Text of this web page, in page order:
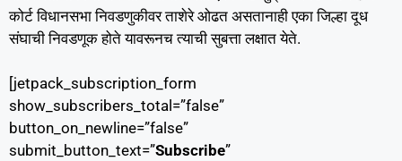
कोर्ट विधानसभा निवडणुकीवर ताशेरे ओढत असतानाही एका जिल्हा दूध
संघाची निवडणूक होते यावरूनच त्याची सुबत्ता लक्षात येते.
[jetpack_subscription_form
show_subscribers_total=”false”
button_on_newline=”false”
submit_button_text=”Subscribe”